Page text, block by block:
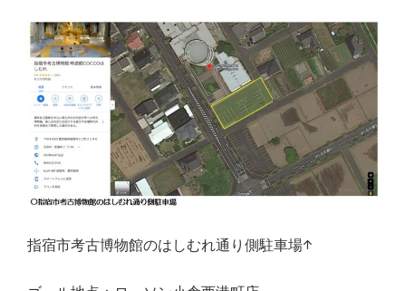
指宿市考古博物館のはしむれ通り側駐車場↑